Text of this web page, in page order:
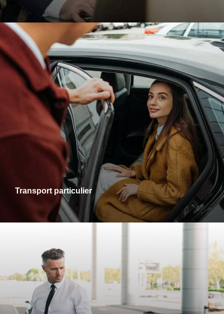
Transport particulier
Transports particuliers
Que ce soit pour une sortie en ville, une visite chez des
proches ou un rendez-vous personnel, je vous accompagne
dans tous vos trajets avec fiabilité et confort. Profitez d’un
service adapté à vos besoins, alliant ponctualité et
disponibilité.
Transports gare-aéroport
Pour vos départs comme pour vos retours, profitez d’un
service de transport fiable et ponctuel vers les gares et